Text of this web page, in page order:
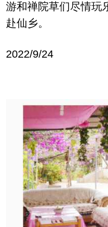
游和禅院草们尽情玩
赴仙乡。
2022/9/24